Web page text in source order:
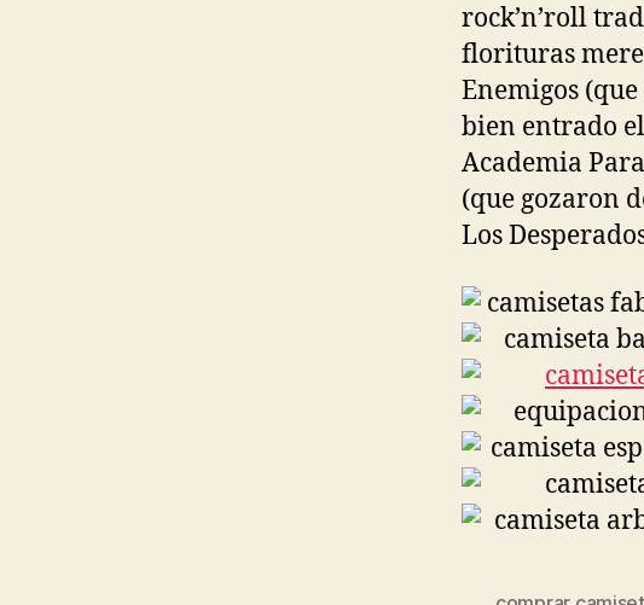
rock’n’roll
florituras
Enemigos
bien entrado
Academia
(que gozaron
Los